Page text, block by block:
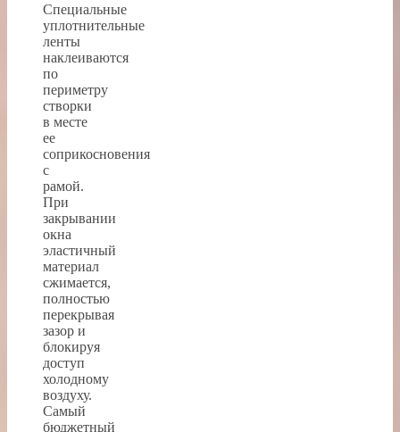
Специальные
уплотнительные
ленты
наклеиваются
по
периметру
створки
в месте
ее
соприкосновения
с
рамой.
При
закрывании
окна
эластичный
материал
сжимается,
полностью
перекрывая
зазор и
блокируя
доступ
холодному
воздуху.
Самый
бюджетный